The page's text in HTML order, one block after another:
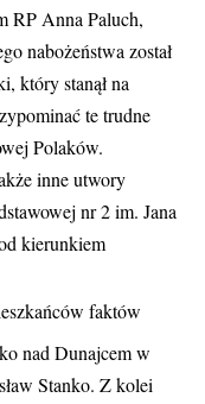
RP Anna Paluch,
nabożeństwa został
który stanął na
te trudne
Polaków.
inne utwory
nr 2 im. Jana
kierunkiem
faktów
nad Dunajcem w
Stanko. Z kolei